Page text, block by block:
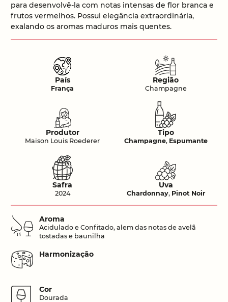
para desenvolvê-la com notas intensas de flor branca e
frutos vermelhos. Possui elegância extraordinária,
exalando os aromas maduros mais quentes.
País
França
Região
Champagne
Produtor
Maison Louis Roederer
Tipo
Champagne, Espumante
Safra
2024
Uva
Chardonnay, Pinot Noir
Aroma
Acidulado e Confitado, alem das notas de avelã
tostadas e baunilha
Harmonização
Cor
Dourada